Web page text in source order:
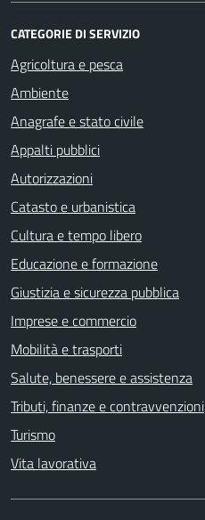
CATEGORIE DI SERVIZIO
Agricoltura e pesca
Ambiente
Anagrafe e stato civile
Appalti pubblici
Autorizzazioni
Catasto e urbanistica
Cultura e tempo libero
Educazione e formazione
Giustizia e sicurezza pubblica
Imprese e commercio
Mobilità e trasporti
Salute, benessere e assistenza
Tributi, finanze e contravvenzioni
Turismo
Vita lavorativa